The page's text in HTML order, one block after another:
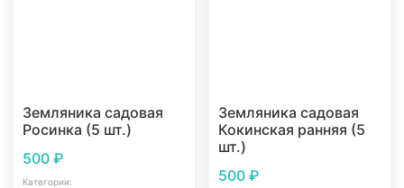
Земляника садовая
Росинка (5 шт.)
500 ₽
Категории:
Земляника садовая
Кокинская ранняя (5
шт.)
500₽